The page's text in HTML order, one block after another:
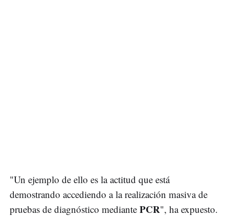
"Un ejemplo de ello es la actitud que está
demostrando accediendo a la realización masiva de
pruebas de diagnóstico mediante PCR", ha expuesto.